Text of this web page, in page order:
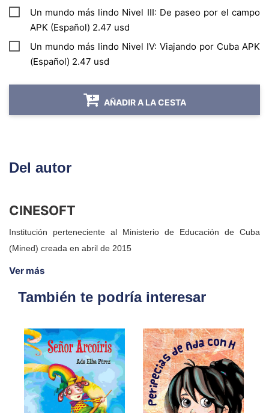
Especial (de 4 a 6 años).
Requisitos técnicos:
Instalar la aplicación (APK) en un dispositivo
Si durante el proceso de instalación presenta
alguna irregularidad, sugerimos contactar por
o por medio del correo:
Un mundo más lindo Nivel III: De paseo por el campo
APK (Español) 2.47 usd
Un mundo más lindo Nivel IV: Viajando por Cuba APK
(Español) 2.47 usd
AÑADIR A LA CESTA
Del autor
CINESOFT
Institución perteneciente al Ministerio de Educación de Cuba
(Mined) creada en abril de 2015
Ver más
También te podría interesar